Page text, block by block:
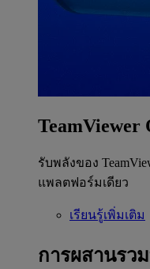
TeamViewer
รับพลังของ
แพลตฟอร์มเดียว
เรียนรู้เพิ่มเติม
การผสานรว